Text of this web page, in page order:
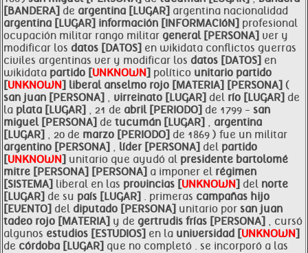
[BANDERA] de argentina [LUGAR] argentina nacionalidad
argentina [LUGAR] información [INFORMACIóN] profesional
ocupación militar rango militar general [PERSONA] ver y
modificar los datos [DATOS] en wikidata conflictos guerras
civiles argentinas ver y modificar los datos [DATOS] en
wikidata partido [UNKNOWN] político unitario partido
[UNKNOWN] liberal anselmo rojo [MATERIA] [PERSONA] (
san juan [PERSONA] , virreinato [LUGAR] del río [LUGAR] de
la plata [LUGAR] , 21 de abril [PERIODO] de 1799 - san
miguel [PERSONA] de tucumán [LUGAR] , argentina
[LUGAR] , 20 de marzo [PERIODO] de 1869 ) fue un militar
argentino [PERSONA] , líder [PERSONA] del partido
[UNKNOWN] unitario que ayudó al presidente bartolomé
mitre [PERSONA] [PERSONA] a imponer el régimen
[SISTEMA] liberal en las provincias [UNKNOWN] del norte
[LUGAR] de su país [LUGAR] . primeras campañas hijo
[EVENTO] del diputado [PERSONA] unitario por san juan
tadeo rojo [MATERIA] y de gertrudis frías [PERSONA] , cursó
algunos estudios [ESTUDIOS] en la universidad [UNKNOWN]
de córdoba [LUGAR] que no completó . se incorporó a las